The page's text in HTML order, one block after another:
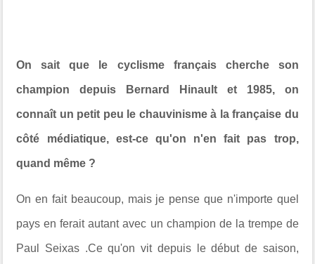
On sait que le cyclisme français cherche son
champion depuis Bernard Hinault et 1985, on
connaît un petit peu le chauvinisme à la française du
côté médiatique, est-ce qu'on n'en fait pas trop,
quand même ?
On en fait beaucoup, mais je pense que n'importe quel
pays en ferait autant avec un champion de la trempe de
Paul Seixas .Ce qu'on vit depuis le début de saison,